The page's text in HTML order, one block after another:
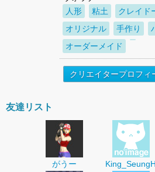
人形
粘土 クレイド
オリジナル
手作り
オーダーメイド
クリエイタープロフィ
友達リスト
がうー King_SeungH